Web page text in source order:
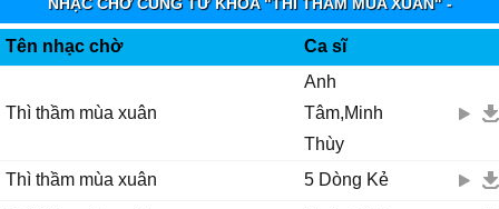
VINAPHONE RINGTUNES
Tên nhạc chờ Ca sĩ
Thì thầm mùa xuân
Anh
Tâm,Minh
Thùy
Thì thầm mùa xuân
5 Dòng Kẻ